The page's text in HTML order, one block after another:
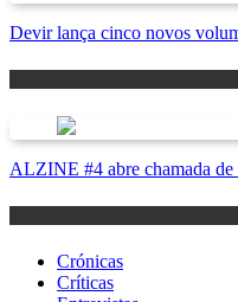
Devir lança cinco novos
ALZINE #4 abre chamada de
Crónicas
Críticas